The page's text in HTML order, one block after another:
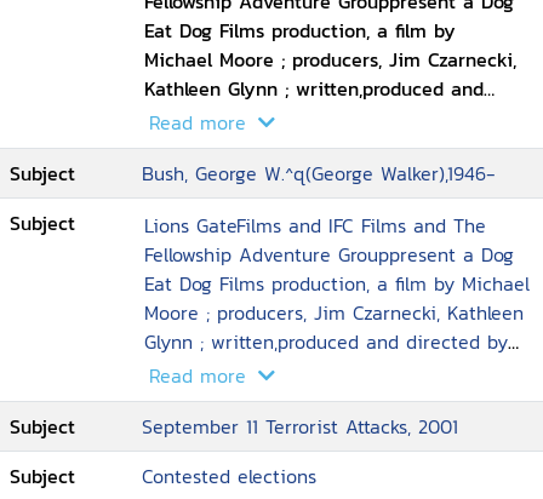
ไม่พอใจกับการแฉประเด็นครั้งนี้ และต่างก็วิพากษ์
วิจารณ์เกี่ยวกับผลงานของ ไมเคิล มัวร์ ซึ่งบาง
คนนั้น ถึงกับกล่าวหาชาวอเมริกันที่ชมภาพยนตร์
เรื่องนี้ว่าเป็น "พวกขายชาติ" แต่บ้างก็ให้คน
อเมริกันทุกคนเปิดใจไปดูหนังเรื่องนี้ เพื่อเปิดมุม
มองและความรู้ทางการเมืองใหม่ๆ เพราะคนเหล่า
นี้เชื่อว่า ภาพยนตร์เรื่องนี้ได้ระบุถึงสิทธิอย่างหนึ่ง
ที่ชาวอเมริกันมี นั่นก็คือ เสรีภาพทางการพูด หรือ
Freedom of Speech ความสัมพันธ์ระหว่างบุช
และบิน ลาเด็นนั้น จะมีความลึกซึ้งมากแค่ไหน
"การกล่าวหา" ในครั้งนี้จะเปิดเผยความจริงเกี่ยว
กับอีกด้านหนึ่ง ของรัฐบาลสหรัฐอเมริกามากแค่
ไหน และจริงหรือไม่ ที่บุชเปลี่ยนเป้าหมายไปโจมตี
ที่อีรักนั้น ก็เพื่อที่จะเบี่ยงเบนความสนใจของชาว
โลกจาก บิน ลาเด็น ปริศนาเหล่านี้จะถูกเปิดเผยใน
Fahrenheit 9/11
Eat Dog Films production, a film by
Michael Moore ; producers, Jim Czarnecki,
Kathleen Glynn ; written,produced and
directed by Michael Moore
Read more
Subject
Bush, George W.^q(George Walker),1946-
Subject
Lions GateFilms and IFC Films and The
Fellowship Adventure Grouppresent a Dog
Eat Dog Films production, a film by Michael
Moore ; producers, Jim Czarnecki, Kathleen
Glynn ; written,produced and directed by
Michael Moore
Read more
Subject
September 11 Terrorist Attacks, 2001
Subject
Contested elections